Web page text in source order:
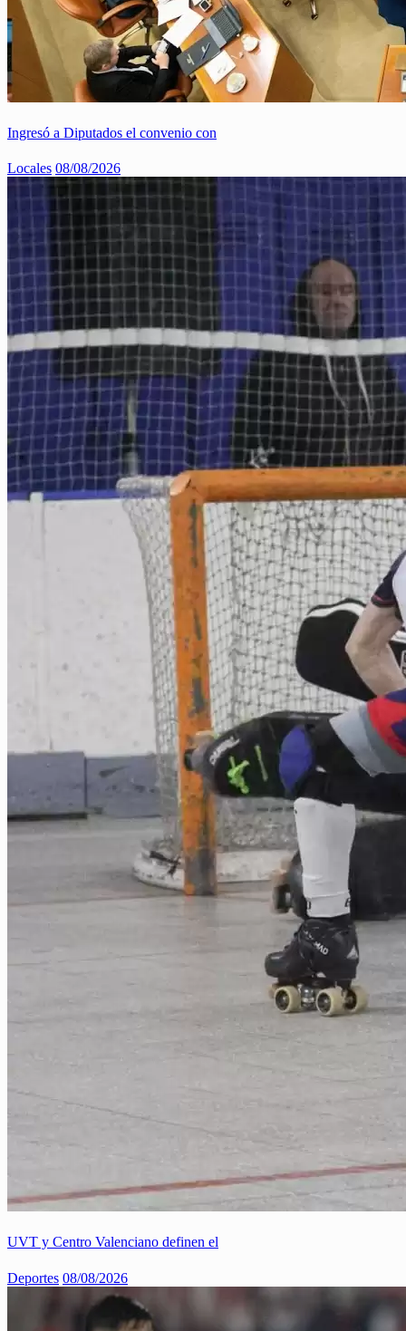
Ingresó a Diputados el convenio con
Locales 08/08/2026
UVT y Centro Valenciano definen el
Deportes 08/08/2026